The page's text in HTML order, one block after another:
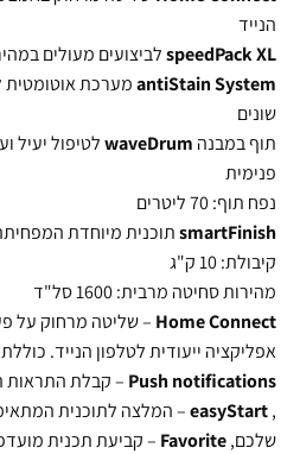
הנייד
speedPack XLלביצועים מעולים
antiStain System
שונים
תוף במבנה waveDrumלטיפול יעיל
פנימית
נפח תוף: 70 ליטרים
smartFinishתוכנית מיוחדת המפחיתה קמטים
קיבולת: 10 ק"ג
מהירות סחיטה מרבית: 1600 סל"ד
Home Connect – שליטה מרחוק על
אפליקציה ייעודית לטלפון הנייד.
Push notifications – קבלת התראות
,
easyStart– המלצה לתוכנית
שלכם,Favorite – קביעת תכנית